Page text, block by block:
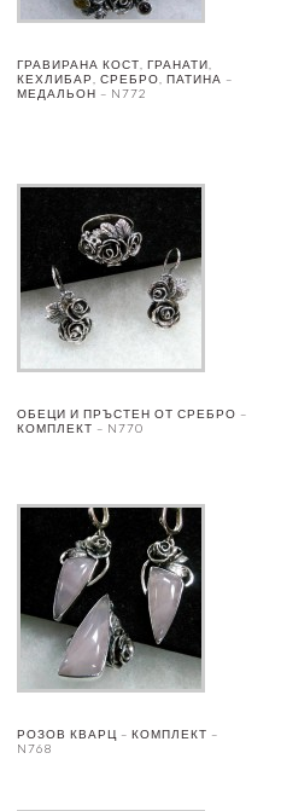
ГРАВИРАНА КОСТ, ГРАНАТИ,
КЕХЛИБАР, СРЕБРО, ПАТИНА –
МЕДАЛЬОН – N772
ОБЕЦИ И ПРЪСТЕН ОТ СРЕБРО –
КОМПЛЕКТ – N770
РОЗОВ КВАРЦ – КОМПЛЕКТ –
N768